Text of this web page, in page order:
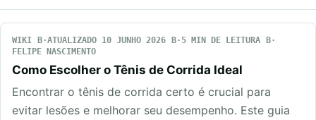
WIKI ATUALIZADO 10 JUNHO 2026
5 MIN DE LEITURA
FELIPE NASCIMENTO
Como Escolher o Tênis de Corrida Ideal
Encontrar o tênis de corrida certo é crucial para
evitar lesões e melhorar seu desempenho. Este guia